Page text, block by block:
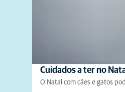
Cuidados a ter no
O Natal com cães e gatos